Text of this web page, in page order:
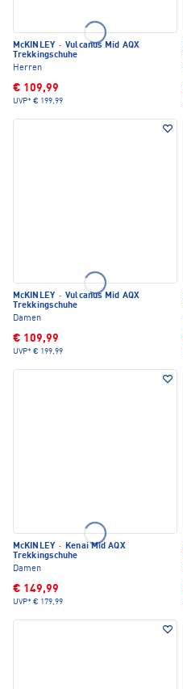
McKINLEY · Vulcanus Mid AQX
Trekkingschuhe
Herren
€ 109,99
UVP* € 199,99
McKINLEY · Vulcanus Mid AQX
Trekkingschuhe
Damen
€ 109,99
UVP* € 199,99
McKINLEY · Kenai Mid AQX
Trekkingschuhe
Damen
€ 149,99
UVP* € 179,99